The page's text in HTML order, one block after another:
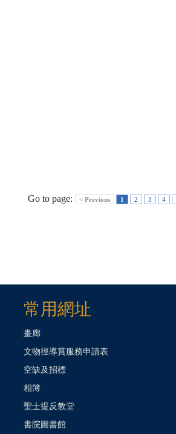
Go to page: < Previous 1 2 3 4
常用網址
畫廊
文物徑導賞服務申請表
空缺及招標
相簿
聖士提反教堂
書院圖書館